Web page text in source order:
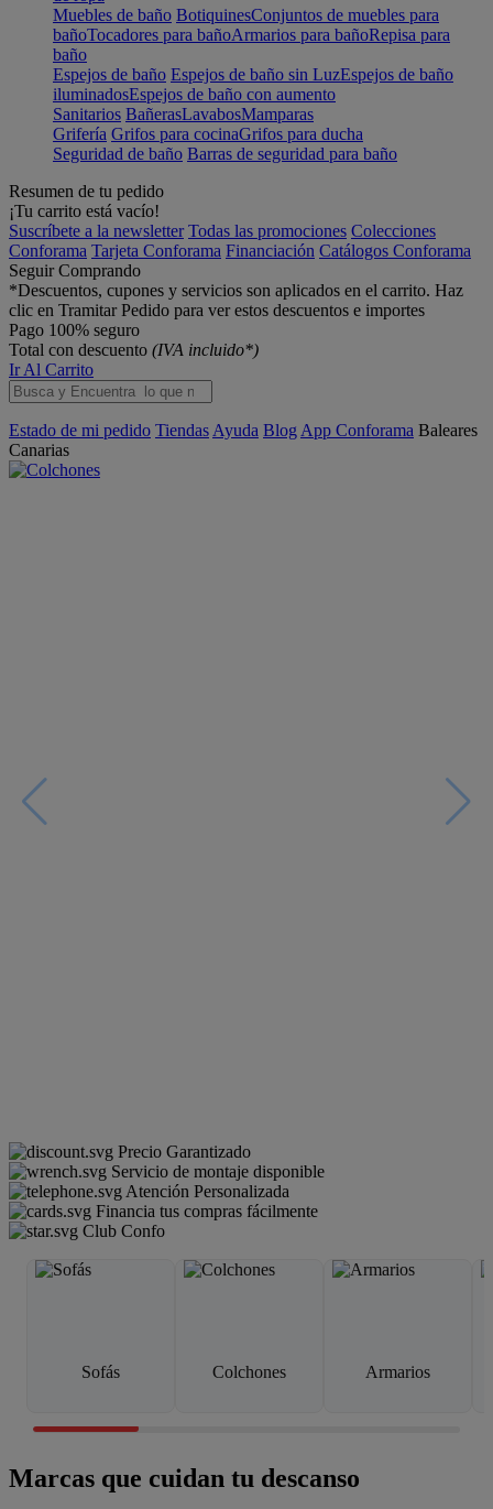
Muebles de baño BotiquinesConjuntos de muebles para
bañoTocadores para bañoArmarios para bañoRepisa para
baño
Espejos de baño Espejos de baño sin LuzEspejos de baño
iluminadosEspejos de baño con aumento
Sanitarios BañerasLavabosMamparas
Grifería Grifos para cocinaGrifos para ducha
Seguridad de baño Barras de seguridad para baño
Resumen de tu pedido
¡Tu carrito está vacío!
Suscríbete a la newsletter Todas las promociones Colecciones
Conforama Tarjeta Conforama Financiación Catálogos Conforama
Seguir Comprando
*Descuentos, cupones y servicios son aplicados en el carrito. Haz
clic en Tramitar Pedido para ver estos descuentos e importes
Pago 100% seguro
Total con descuento (IVA incluido*)
Ir Al Carrito
Estado de mi pedido Tiendas Ayuda Blog App Conforama Baleares
Canarias
Precio Garantizado
Servicio de montaje disponible
Atención Personalizada
Financia tus compras fácilmente
Club Confo
Sofás Colchones Armarios
Marcas que cuidan tu descanso